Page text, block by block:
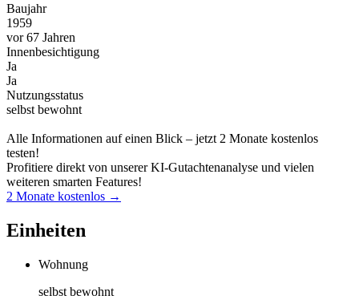
Baujahr
1959
vor 67 Jahren
Innenbesichtigung
Ja
Ja
Nutzungsstatus
selbst bewohnt
Alle Informationen auf einen Blick – jetzt 2 Monate kostenlos
testen!
Profitiere direkt von unserer KI-Gutachtenanalyse und vielen
weiteren smarten Features!
2 Monate kostenlos →
Einheiten
Wohnung
selbst bewohnt